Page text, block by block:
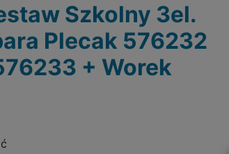
Szkolny 3el.
Plecak 576232
+ Worek